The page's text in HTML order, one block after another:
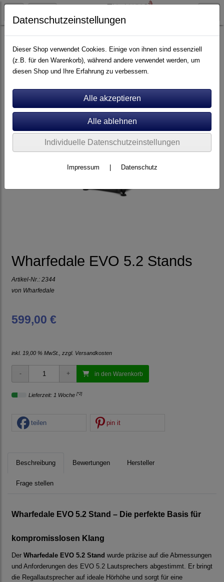
Lautsprecher Regallautsprecher
Wharfedale EVO 5.2 Stands
Artikel-Nr.: 2344
von Wharfedale
599,00 €
inkl. 19,00 % MwSt., zzgl. Versandkosten
in den Warenkorb
Lieferzeit: 1 Woche [*2]
teilen pin it
Beschreibung Bewertungen Hersteller
Frage stellen
Wharfedale EVO 5.2 Stand – Die perfekte Basis für
kompromisslosen Klang
Der Wharfedale EVO 5.2 Stand wurde präzise auf die Abmessungen
und Anforderungen des EVO 5.2 Lautsprechers abgestimmt. Er bringt
die Regallautsprecher auf ideale Hörhöhe und sorgt für eine
Datenschutzeinstellungen
Dieser Shop verwendet Cookies. Einige von ihnen sind essenziell
(z.B. für den Warenkorb), während andere verwendet werden, um
diesen Shop und Ihre Erfahrung zu verbessern.
Individuelle Datenschutzeinstellungen
Impressum Datenschutz